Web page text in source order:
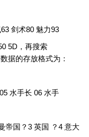
剑术80 魅力93
5D，再搜索
据的存放格式为：
水手长 06 水手
帝国？3 英国 ？4 意大